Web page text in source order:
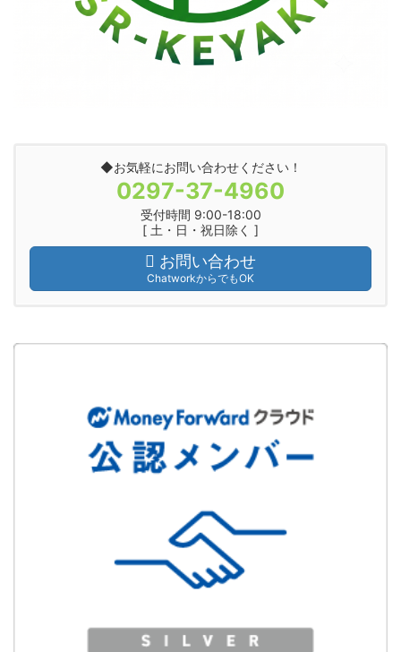
◆お気軽にお問い合わせください！
0297-37-4960
受付時間 9:00-18:00
[ 土・日・祝日除く ]
お問い合わせ
ChatworkからでもOK